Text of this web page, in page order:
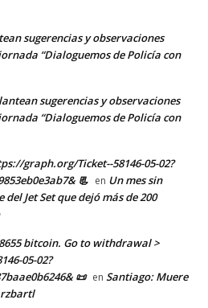
sugerencias y observaciones
“Dialoguemos de Policía con
sugerencias y observaciones
“Dialoguemos de Policía con
graph.org/Ticket--58146-05-02?
📃 en Un mes sin
Jet Set que dejó más de 200
bitcoin. Go to withdrawal >
05-02?
📜 en Santiago: Muere